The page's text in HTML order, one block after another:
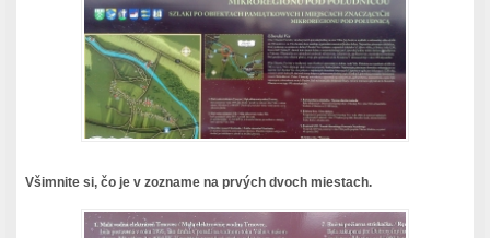
Všimnite si, čo je v zozname na prvých dvoch miestach.